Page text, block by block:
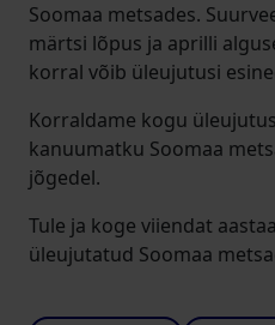
Soomaa metsades.
märtsi lõpus ja aprilli
korral võib üleujutusi
Korraldame kogu
kanuumatku Soomaa
jõgedel.
Tule ja koge viiendat
üleujutatud Soomaa